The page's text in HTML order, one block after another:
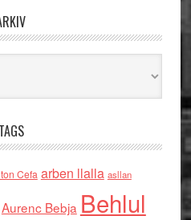
TAGS
Cefa arben llalla asllan
Aurenc Bebja Behlul